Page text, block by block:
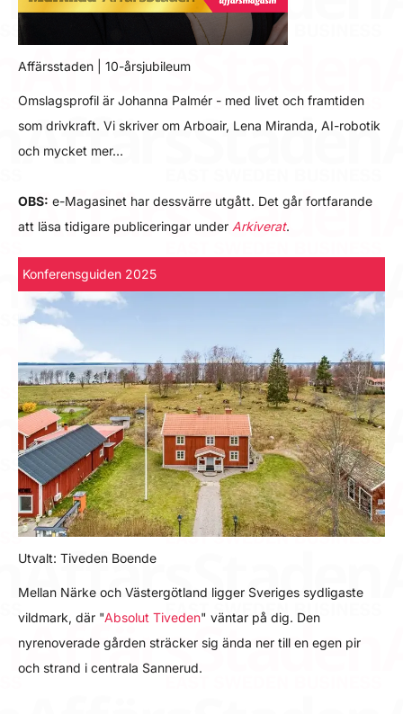
Affärsstaden | 10-årsjubileum
Omslagsprofil är Johanna Palmér - med livet och framtiden
som drivkraft. Vi skriver om Arboair, Lena Miranda, AI-robotik
och mycket mer…
OBS: e-Magasinet har dessvärre utgått. Det går fortfarande
att läsa tidigare publiceringar under Arkiverat.
Konferensguiden 2025
Utvalt: Tiveden Boende
Mellan Närke och Västergötland ligger Sveriges sydligaste
vildmark, där "Absolut Tiveden" väntar på dig. Den
nyrenoverade gården sträcker sig ända ner till en egen pir
och strand i centrala Sannerud.